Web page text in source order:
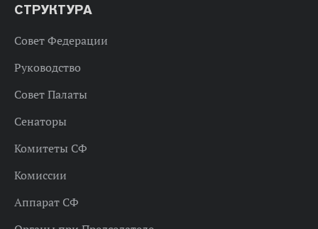
СТРУКТУРА
Совет Федерации
Руководство
Совет Палаты
Сенаторы
Комитеты СФ
Комиссии
Аппарат СФ